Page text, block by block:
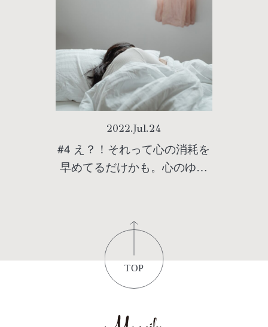
2022.Jul.24
#4 え？！それって心の消耗を
早めてるだけかも。心のゆら